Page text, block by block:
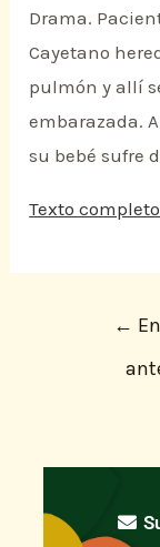
Drama.
Cayetano
pulmón y allí
embarazada.
su bebé sufre
Texto completo
←